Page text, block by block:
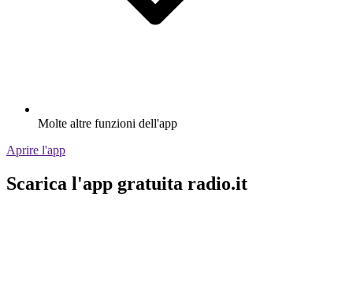
Molte altre funzioni dell'app
Aprire l'app
Scarica l'app gratuita radio.it